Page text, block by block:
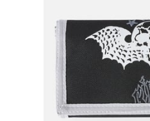
réduction
appliquée.